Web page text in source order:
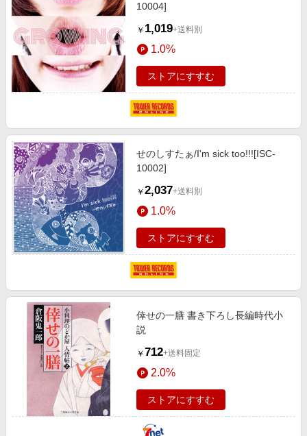
10004]
￥ 1,019+送料別
1.0%
ストアにすすむ
せのしすたぁ/I'm sick too!!![ISC-
10002]
￥ 2,037+送料別
1.0%
ストアにすすむ
倖せの一膳 書き下ろし長編時代小
説
￥ 712+送料固定
2.0%
ストアにすすむ